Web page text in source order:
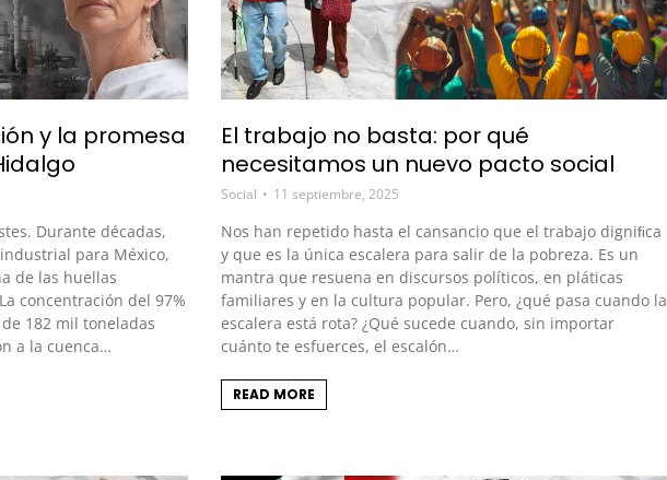
y la promesa
Durante décadas,
para México,
de las huellas
concentración del 97%
182 mil toneladas
a la cuenca…
El trabajo no basta: por qué
necesitamos un nuevo pacto social
Social 11 septiembre, 2025
Nos han repetido hasta el cansancio que el trabajo digniﬁca
y que es la única escalera para salir de la pobreza. Es un
mantra que resuena en discursos políticos, en pláticas
familiares y en la cultura popular. Pero, ¿qué pasa cuando la
escalera está rota? ¿Qué sucede cuando, sin importar
cuánto te esfuerces, el escalón…
READ MORE